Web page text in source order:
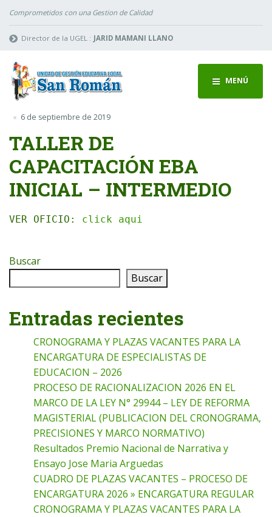
Comprometidos con una Gestion de Calidad
Director de la UGEL : JARID MAMANI LLANO
MENÚ
6 de septiembre de 2019
TALLER DE
CAPACITACIÓN EBA
INICIAL – INTERMEDIO
VER OFICIO: click aqui
Buscar
Buscar
Entradas recientes
CRONOGRAMA Y PLAZAS VACANTES PARA LA
ENCARGATURA DE ESPECIALISTAS DE
EDUCACION – 2026
PROCESO DE RACIONALIZACION 2026 EN EL
MARCO DE LA LEY N° 29944 – LEY DE REFORMA
MAGISTERIAL (PUBLICACION DEL CRONOGRAMA,
PRECISIONES Y MARCO NORMATIVO)
Resultados Premio Nacional de Narrativa y
Ensayo Jose Maria Arguedas
CUADRO DE PLAZAS VACANTES – PROCESO DE
ENCARGATURA 2026 » ENCARGATURA REGULAR
CRONOGRAMA Y PLAZAS VACANTES PARA LA